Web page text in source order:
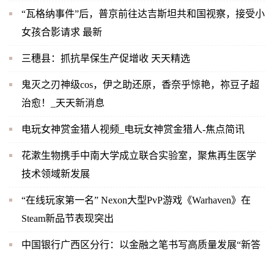
“瓦格纳事件”后，普京前往达吉斯坦共和国视察，接受小
女孩合影请求 最新
三穗县：抓抗旱保生产促增收 天天精选
鬼灭之刃神级cos，伊之助还原，香奈乎惊艳，祢豆子超
治愈！_天天新消息
电玩女神赏金猎人视频_电玩女神赏金猎人-焦点简讯
花漱生物携手中南大学成立联合实验室，聚焦再生医学
技术领域新发展
“在线玩家第一名” Nexon大型PvP游戏《Warhaven》在
Steam新品节表现突出
中国银行广西区分行：以金融之笔书写高质量发展“新答